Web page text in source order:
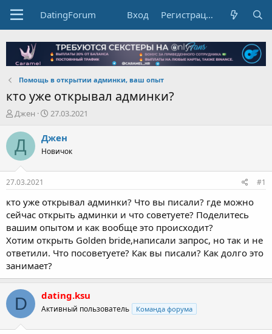
DatingForum Вход Регистрация
Помощь в открытии админки, ваш опыт
кто уже открывал админки?
А
т
о
р
е
ы
Джен
Д
т
н
л
а
27.03.2021
Д Джен
Новичок
27.03.2021 #1
кто уже открывал админки? Что вы писали? где можно
сейчас открыть админки и что советуете? Поделитесь
вашим опытом и как вообще это происходит?
Хотим открыть Golden bride,написали запрос, но так и не
ответили. Что посоветуете? Как вы писали? Как долго это
занимает?
D dating.ksu
Активный пользователь Команда форума